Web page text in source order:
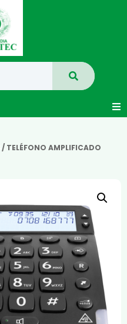
/ TELÉFONO AMPLIFICADO